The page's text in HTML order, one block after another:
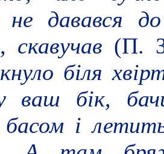
не давався
скавучав (П.
біля
ваш бік,
басом і